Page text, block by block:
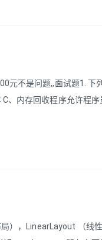
元不是问题,,面试题1. 下
、内存回收程序允许程
），LinearLayout （线性